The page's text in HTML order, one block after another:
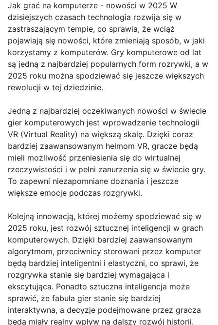
Jak grać na komputerze - nowości w 2025 W
dzisiejszych czasach technologia rozwija się w
zastraszającym tempie, co sprawia, że wciąż
pojawiają się nowości, które zmieniają sposób, w jaki
korzystamy z komputerów. Gry komputerowe od lat
są jedną z najbardziej popularnych form rozrywki, a w
2025 roku można spodziewać się jeszcze większych
rewolucji w tej dziedzinie.
Jedną z najbardziej oczekiwanych nowości w świecie
gier komputerowych jest wprowadzenie technologii
VR (Virtual Reality) na większą skalę. Dzięki coraz
bardziej zaawansowanym hełmom VR, gracze będą
mieli możliwość przeniesienia się do wirtualnej
rzeczywistości i w pełni zanurzenia się w świecie gry.
To zapewni niezapomniane doznania i jeszcze
większe emocje podczas rozgrywki.
Kolejną innowacją, której możemy spodziewać się w
2025 roku, jest rozwój sztucznej inteligencji w grach
komputerowych. Dzięki bardziej zaawansowanym
algorytmom, przeciwnicy sterowani przez komputer
będą bardziej inteligentni i elastyczni, co sprawi, że
rozgrywka stanie się bardziej wymagająca i
ekscytująca. Ponadto sztuczna inteligencja może
sprawić, że fabuła gier stanie się bardziej
interaktywna, a decyzje podejmowane przez gracza
będą miały realny wpływ na dalszy rozwój historii.